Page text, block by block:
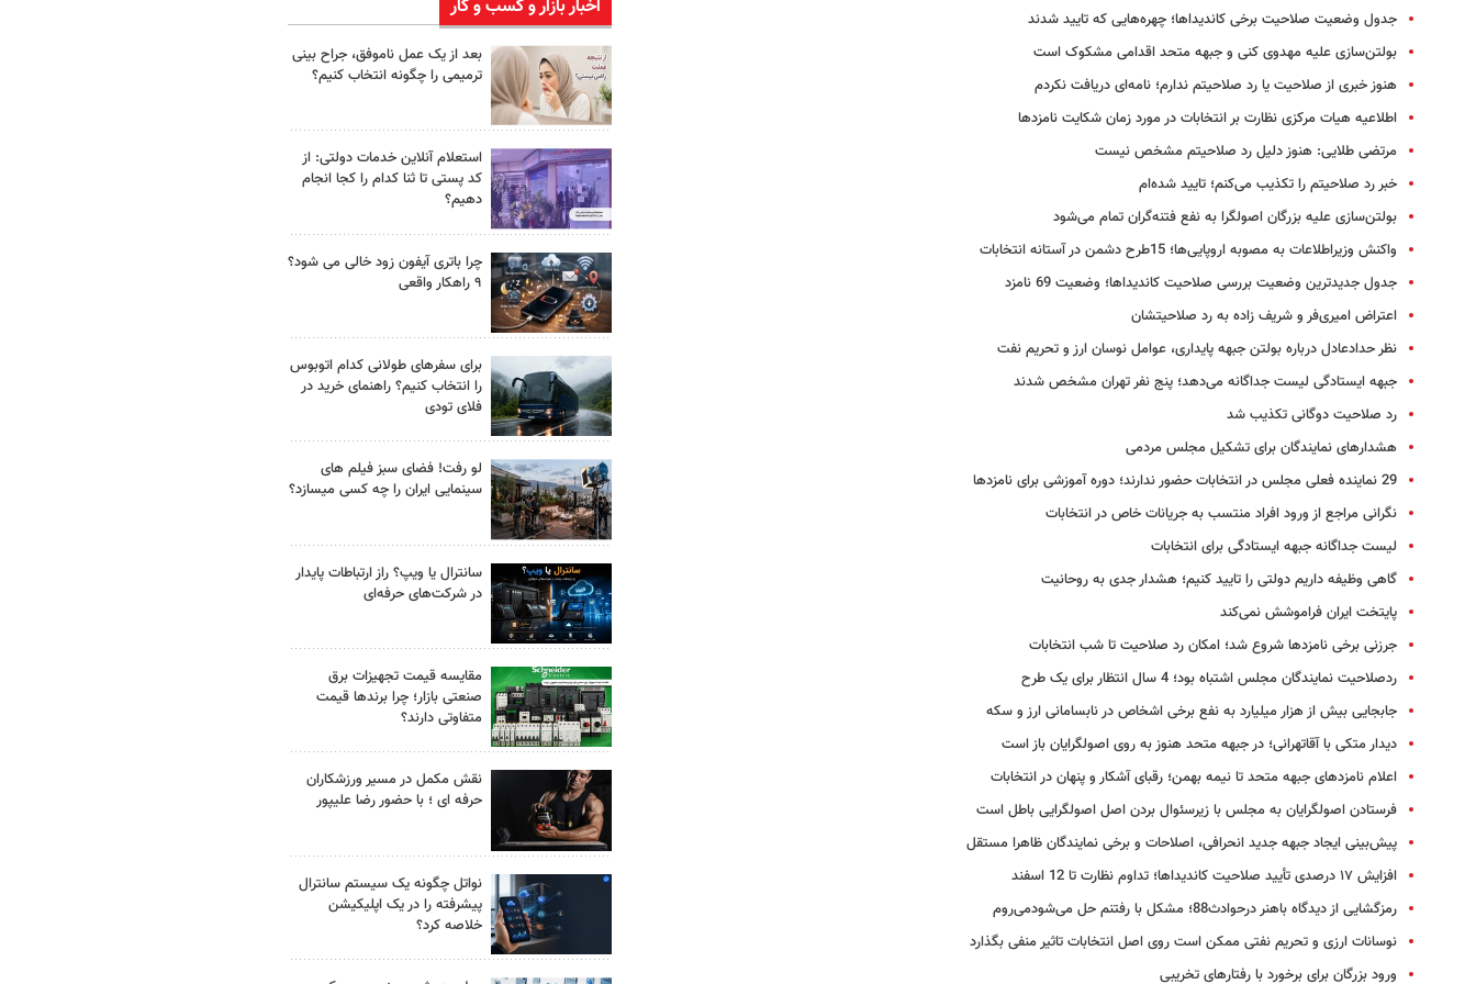
جدول وضعیت صلاحیت برخی کاندیداها؛ چهره‌‌هایی که تایید شدند
بولتن‌سازی علیه مهدوی کنی و جبهه متحد اقدامی مشکوک است
هنوز خبری از صلاحیت یا رد صلاحیتم ندارم؛ نامه‌ای دریافت نکردم
اطلاعیه هیات مرکزی نظارت بر انتخابات در مورد زمان شکایت نامزدها
مرتضی طلایی: هنوز دلیل رد صلاحیتم مشخص نیست
خبر رد صلاحیتم را تکذیب می‌کنم؛ تایید شده‌ام
بولتن‌سازی علیه بزرگان اصولگرا به نفع فتنه‌گران تمام می‌شود
واکنش وزیراطلاعات به مصوبه اروپایی‌ها؛ 15طرح دشمن در آستانه انتخابات
جدول جدیدترین وضعیت بررسی صلاحیت کاندیداها؛ وضعیت 69 نامزد
اعتراض امیری‌فر و شریف زاده به رد صلاحیتشان
نظر حدادعادل درباره بولتن جبهه پایداری، عوامل نوسان ارز و تحریم‌ نفت
جبهه ایستادگی لیست جداگانه می‌دهد؛ پنج نفر تهران مشخص شدند
رد صلاحیت دوگانی تکذیب شد
هشدارهای نمایندگان برای تشکیل مجلس مردمی
29 نماینده فعلی مجلس در انتخابات حضور ندارند؛ دوره آموزشی برای نامزدها
نگرانی مراجع از ورود افراد منتسب به جریانات خاص در انتخابات
لیست جداگانه جبهه ایستادگی برای انتخابات
گاهی وظیفه داریم دولتی را تایید کنیم؛ هشدار جدی به روحانیت
پایتخت ایران فراموشش نمی‌کند
جرزنی برخی نامزدها شروع شد؛ امکان رد صلاحیت تا شب انتخابات
ردصلاحیت نمایندگان مجلس اشتباه بود؛ 4 سال انتظار برای یک طرح
جابجایی بیش از هزار میلیارد به نفع برخی اشخاص در نابسامانی ارز و سکه
دیدار متکی با آقاتهرانی؛ در جبهه متحد هنوز به روی اصولگرایان باز است
اعلام نامزدهای جبهه متحد تا نیمه بهمن‎؛ رقبای آشکار و پنهان در انتخابات
فرستادن اصولگرایان به مجلس با زیرسئوال بردن اصل اصولگرایی باطل است
پیش‌بینی ایجاد جبهه جدید انحرافی، اصلاحات و برخی نمایندگان ظاهرا مستقل
افزایش ۱۷ درصدی تأیید صلاحیت کاندیداها؛ تداوم نظارت تا 12 اسفند
رمزگشایی از دیدگاه باهنر درحوادث88؛ مشکل با رفتنم حل می‌شودمی‌روم
نوسانات ارزی و تحریم نفتی ممکن است روی اصل انتخابات تاثیر منفی بگذارد
ورود بزرگان برای برخورد با رفتارهای تخریبی
اخبار بازار و کسب و کار
بعد از یک عمل ناموفق، جراح بینی
ترمیمی را چگونه انتخاب کنیم؟
استعلام آنلاین خدمات دولتی: از
کد پستی تا ثنا کدام را کجا انجام
دهیم؟
چرا باتری آیفون زود خالی می شود؟
۹ راهکار واقعی
برای سفرهای طولانی کدام اتوبوس
را انتخاب کنیم؟ راهنمای خرید در
فلای تودی
لو رفت! فضای سبز فیلم های
سینمایی ایران را چه کسی میسازد؟
سانترال یا ویپ؟ راز ارتباطات پایدار
در شرکت‌های حرفه‌ای
مقایسه قیمت تجهیزات برق
صنعتی بازار؛ چرا برندها قیمت
متفاوتی دارند؟
نقش مکمل در مسیر ورزشکاران
حرفه ای ؛ با حضور رضا علیپور
نواتل چگونه یک سیستم سانترال
پیشرفته را در یک اپلیکیشن
خلاصه کرد؟